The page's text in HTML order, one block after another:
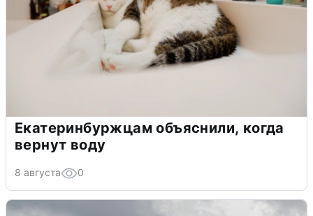
Екатеринбуржцам объяснили, когда
вернут воду
8 августа 0